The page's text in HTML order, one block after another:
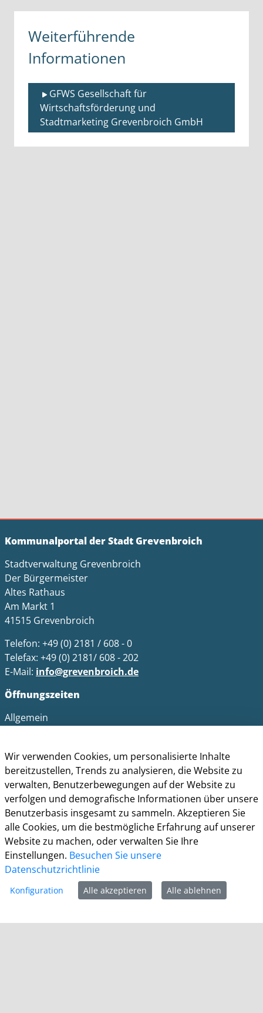
Weiterführende
Informationen
GFWS Gesellschaft für
Wirtschaftsförderung und
Stadtmarketing Grevenbroich GmbH
Kommunalportal der Stadt Grevenbroich
Stadtverwaltung Grevenbroich
Der Bürgermeister
Altes Rathaus
Am Markt 1
41515 Grevenbroich
Telefon: +49 (0) 2181 / 608 - 0
Telefax: +49 (0) 2181/ 608 - 202
E-Mail: info@grevenbroich.de
Öffnungszeiten
Allgemein
Bürgerbüro
Montag 8.00 - 16.00 Uhr
Dienstag 8.00 - 16.00 Uhr
Mittwoch 7.00 - 12.30 Uhr
Donnerstag 9.00 - 18.00 Uhr
Freitag 8.00 - 12.30 Uhr
Ein Besuch des Bürgerbüros ist generell nur mit
Terminvereinbarung möglich. Termine können unter
termine.grevenbroich.degebucht werden. Für
Wir verwenden Cookies, um personalisierte Inhalte
bereitzustellen, Trends zu analysieren, die Website zu
verwalten, Benutzerbewegungen auf der Website zu
verfolgen und demografische Informationen über unsere
Benutzerbasis insgesamt zu sammeln. Akzeptieren Sie
alle Cookies, um die bestmögliche Erfahrung auf unserer
Website zu machen, oder verwalten Sie Ihre
Einstellungen. Besuchen Sie unsere
Datenschutzrichtlinie
Konfiguration Alle akzeptieren Alle ablehnen